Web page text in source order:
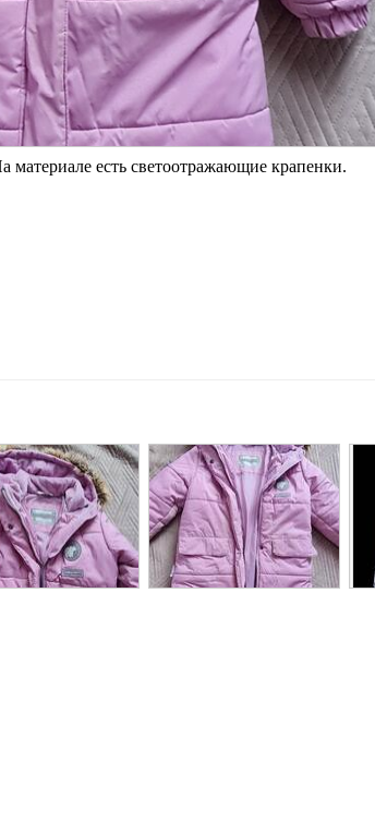
есть светоотражающие крапенки.